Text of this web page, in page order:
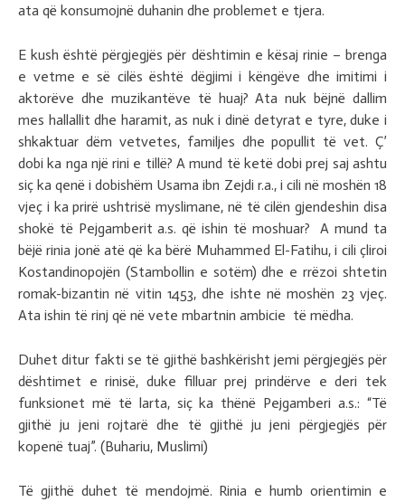
ata që konsumojnë duhanin dhe problemet e tjera.
E kush është përgjegjës për dështimin e kësaj rinie – brenga
e vetme e së cilës është dëgjimi i këngëve dhe imitimi i
aktorëve dhe muzikantëve të huaj? Ata nuk bëjnë dallim
mes hallallit dhe haramit, as nuk i dinë detyrat e tyre, duke i
shkaktuar dëm vetvetes, familjes dhe popullit të vet. Ç’
dobi ka nga një rini e tillë? A mund të ketë dobi prej saj ashtu
siç ka qenë i dobishëm Usama ibn Zejdi r.a., i cili në moshën 18
vjeç i ka prirë ushtrisë myslimane, në të cilën gjendeshin disa
shokë të Pejgamberit a.s. që ishin të moshuar? A mund ta
bëjë rinia jonë atë që ka bërë Muhammed El-Fatihu, i cili çliroi
Kostandinopojën (Stambollin e sotëm) dhe e rrëzoi shtetin
romak-bizantin në vitin 1453, dhe ishte në moshën 23 vjeç.
Ata ishin të rinj që në vete mbartnin ambicie të mëdha.
Duhet ditur fakti se të gjithë bashkërisht jemi përgjegjës për
dështimet e rinisë, duke filluar prej prindërve e deri tek
funksionet më të larta, siç ka thënë Pejgamberi a.s.: “Të
gjithë ju jeni rojtarë dhe të gjithë ju jeni përgjegjës për
kopenë tuaj”. (Buhariu, Muslimi)
Të gjithë duhet të mendojmë. Rinia e humb orientimin e